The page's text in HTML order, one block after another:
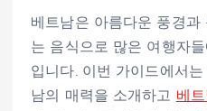
베트남은 아름다운 풍경과
는 음식으로 많은 여행자
입니다. 이번 가이드에서
남의 매력을 소개하고 베